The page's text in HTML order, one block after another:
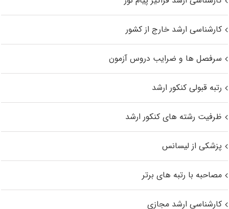
کارشناسی ارشد خارج از کشور
سرفصل ها و ضرایب دروس آزمون
رتبه قبولی کنکور ارشد
ظرفیت رشته های کنکور ارشد
پزشکی از لیسانس
مصاحبه با رتبه های برتر
کارشناسی ارشد مجازی